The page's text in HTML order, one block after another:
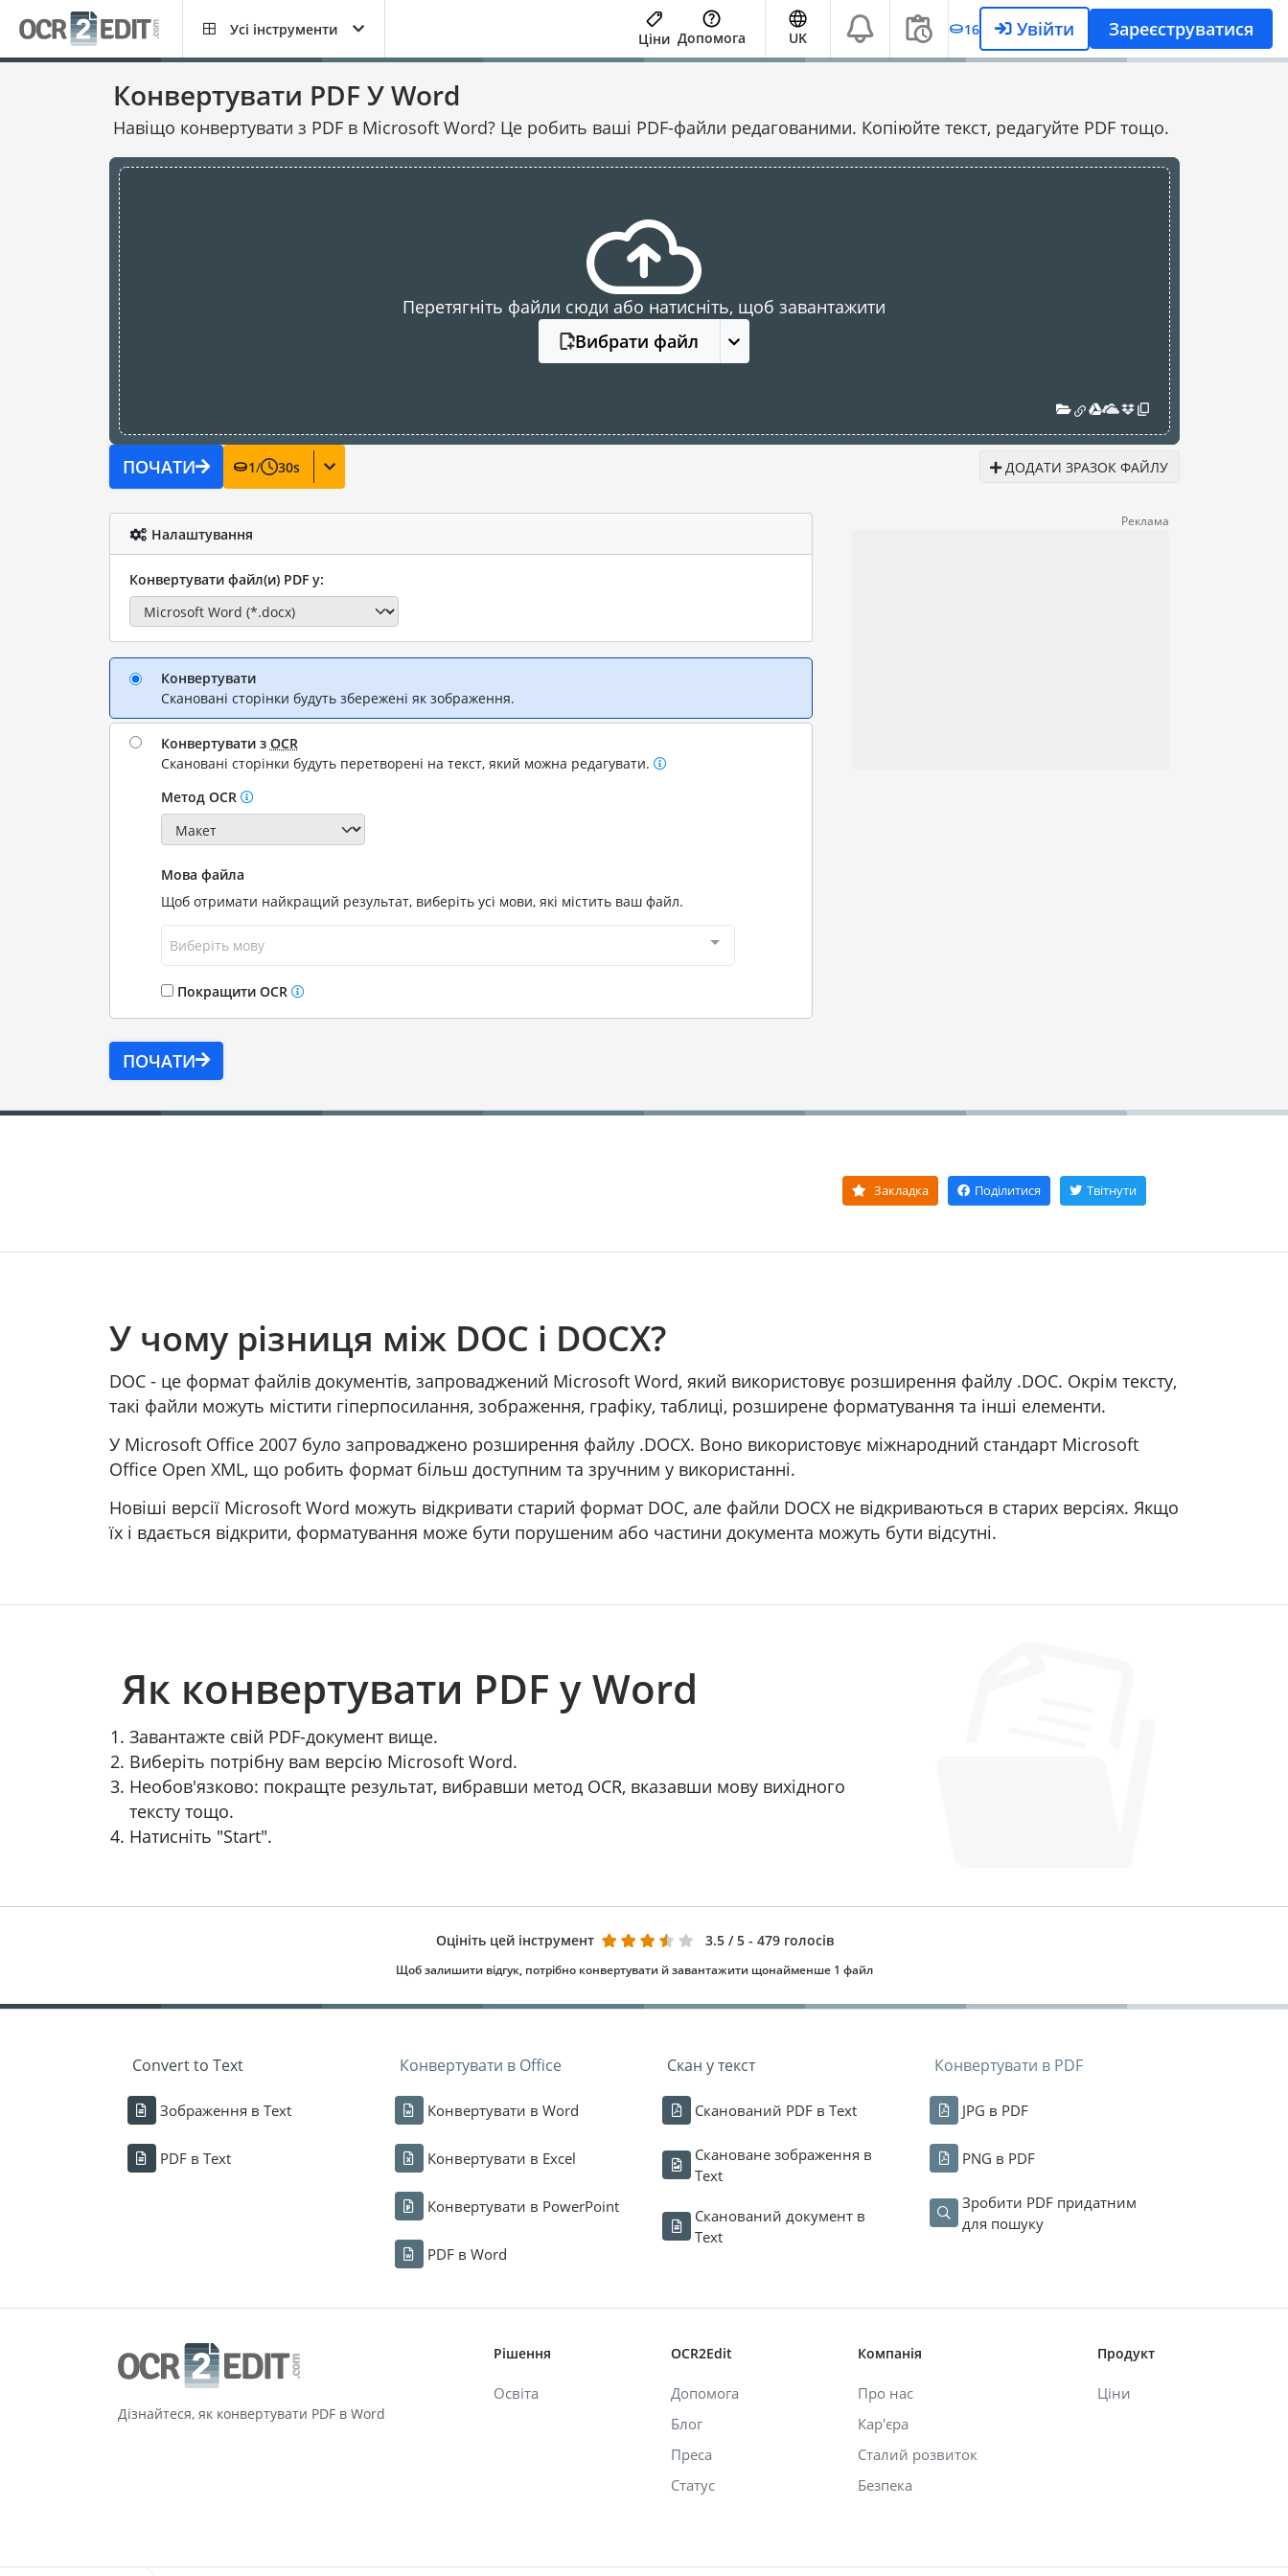
Усі інструменти
Ціни Допомога UK 16 Увійти Зареєструватися
Конвертувати PDF У Word
Навіщо конвертувати з PDF в Microsoft Word? Це робить ваші PDF-файли редагованими. Копіюйте текст, редагуйте PDF тощо.
Перетягніть файли сюди або натисніть, щоб завантажити
Вибрати файл
ПОЧАТИ 1/ 30s ДОДАТИ ЗРАЗОК ФАЙЛУ
Налаштування
Конвертувати файл(и) PDF у:
Конвертувати
Скановані сторінки будуть збережені як зображення.
Конвертувати з OCR
Скановані сторінки будуть перетворені на текст, який можна редагувати.
Метод OCR
Мова файла
Щоб отримати найкращий результат, виберіть усі мови, які містить ваш файл.
Виберіть мову
Покращити OCR
ПОЧАТИ
Реклама
Закладка Поділитися Твітнути
У чому різниця між DOC і DOCX?
DOC - це формат файлів документів, запроваджений Microsoft Word, який використовує розширення файлу .DOC. Окрім тексту,
такі файли можуть містити гіперпосилання, зображення, графіку, таблиці, розширене форматування та інші елементи.
У Microsoft Office 2007 було запроваджено розширення файлу .DOCX. Воно використовує міжнародний стандарт Microsoft
Office Open XML, що робить формат більш доступним та зручним у використанні.
Новіші версії Microsoft Word можуть відкривати старий формат DOC, але файли DOCX не відкриваються в старих версіях. Якщо
їх і вдається відкрити, форматування може бути порушеним або частини документа можуть бути відсутні.
Як конвертувати PDF у Word
Завантажте свій PDF-документ вище.
Виберіть потрібну вам версію Microsoft Word.
Необов'язково: покращте результат, вибравши метод OCR, вказавши мову вихідного
тексту тощо.
Натисніть "Start".
Оцініть цей інструмент 3.5 / 5 - 479 голосів
Щоб залишити відгук, потрібно конвертувати й завантажити щонайменше 1 файл
Convert to Text
Зображення в Text
PDF в Text
Конвертувати в Office
Конвертувати в Word
Конвертувати в Excel
Конвертувати в PowerPoint
PDF в Word
Скан у текст
Сканований PDF в Text
Скановане зображення в
Text
Сканований документ в
Text
Конвертувати в PDF
JPG в PDF
PNG в PDF
Зробити PDF придатним
для пошуку
Дізнайтеся, як конвертувати PDF в Word
Рішення
Освіта
OCR2Edit
Допомога
Блог
Преса
Статус
Компанія
Про нас
Кар'єра
Сталий розвиток
Безпека
Продукт
Ціни